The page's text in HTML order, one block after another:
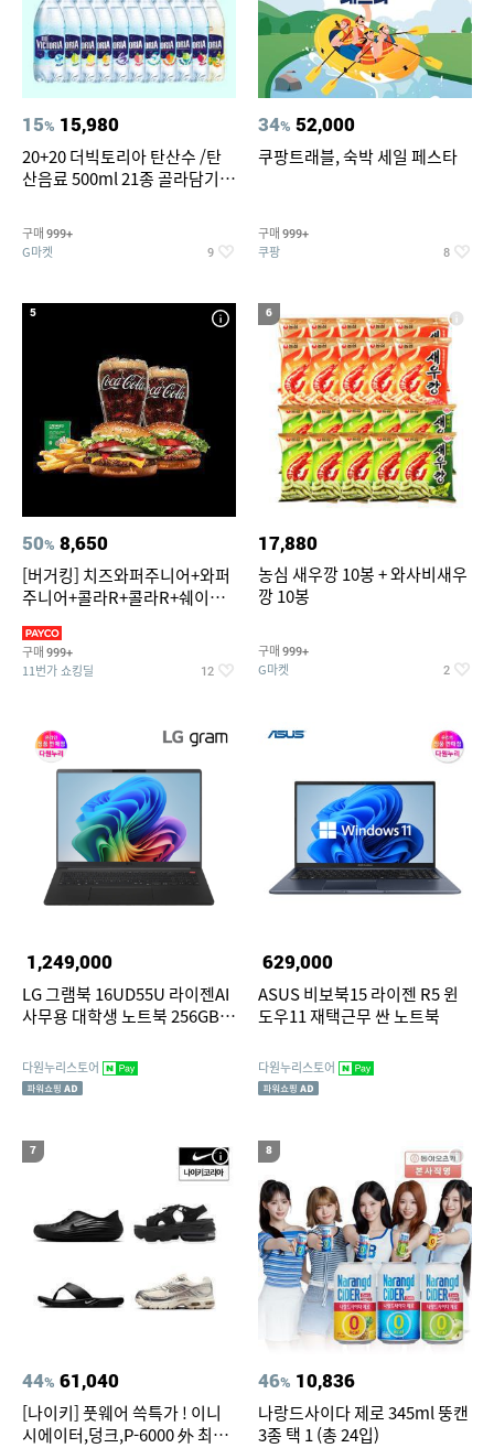
15% 15,980
20+20 더빅토리아 탄산수 /탄
산음료 500ml 21종 골라담기
구매 999+
G마켓 9
34% 52,000
쿠팡트래블, 숙박 세일 페스타
구매 999+
쿠팡 8
5
50% 8,650
[버거킹] 치즈와퍼주니어+와퍼
주니어+콜라R+콜라R+쉐이킹
구매 999+
11번가 쇼킹딜 12
6
17,880
농심 새우깡 10봉 + 와사비새우
깡 10봉
구매 999+
G마켓 2
1,249,000
LG 그램북 16UD55U 라이젠AI
사무용 대학생 노트북 256GB
다원누리스토어
629,000
ASUS 비보북15 라이젠 R5 윈
도우11 재택근무 싼 노트북
다원누리스토어
7
44% 61,040
[나이키] 풋웨어 쓱특가 ! 이니
시에이터,덩크,P-6000 外 최대
8
46% 10,836
나랑드사이다 제로 345ml 뚱캔
3종 택 1 (총 24입)